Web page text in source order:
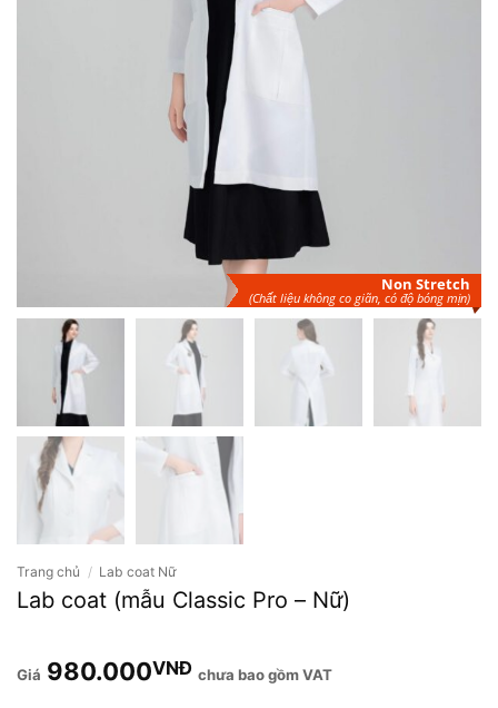
Trang chủ / Lab coat Nữ
Lab coat (mẫu Classic Pro – Nữ)
980.000VNĐ chưa bao gồm VAT
Non Stretch
(Chất liệu không co giãn, có độ bóng mịn)